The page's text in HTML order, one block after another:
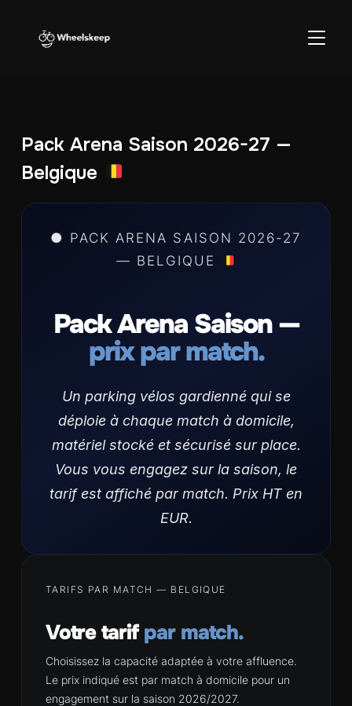
Pack Arena Saison 2026-27 —
Belgique
● PACK ARENA SAISON 2026-27
— BELGIQUE
Pack Arena Saison —
prix par match.
Un parking vélos gardienné qui se
déploie à chaque match à domicile,
matériel stocké et sécurisé sur place.
Vous vous engagez sur la saison, le
tarif est affiché par match. Prix HT en
EUR.
TARIFS PAR MATCH — BELGIQUE
Votre tarif par match.
Choisissez la capacité adaptée à votre affluence.
Le prix indiqué est par match à domicile pour un
engagement sur la saison 2026/2027.